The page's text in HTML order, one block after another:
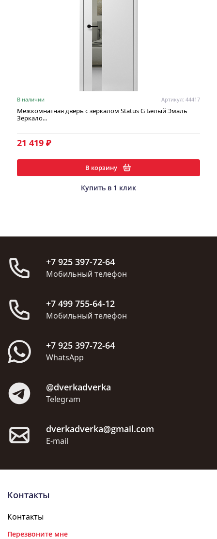
В наличии Артикул: 44417
Межкомнатная дверь с зеркалом Status G Белый Эмаль
Зеркало...
21 419 ₽
В корзину
Купить в 1 клик
+7 925 397-72-64
Мобильный телефон
+7 499 755-64-12
Мобильный телефон
+7 925 397-72-64
WhatsApp
@dverkadverka
Telegram
dverkadverka@gmail.com
E-mail
Контакты
Контакты
Перезвоните мне